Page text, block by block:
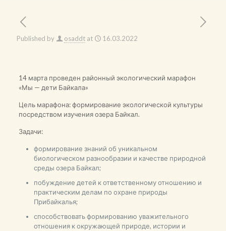
Published by osaddt at 16.03.2022
14 марта проведен районный экологический марафон
«Мы — дети Байкала»
Цель марафона: формирование экологической культуры
посредством изучения озера Байкал.
Задачи:
формирование знаний об уникальном
биологическом разнообразии и качестве природной
среды озера Байкал;
побуждение детей к ответственному отношению и
практическим делам по охране природы
Прибайкалья;
способствовать формированию уважительного
отношения к окружающей природе, истории и